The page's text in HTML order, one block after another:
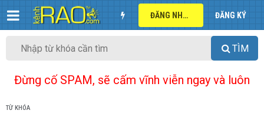
ĐĂNG NHẬP ĐĂNG KÝ
TÌM
Đừng cố SPAM, sẽ cấm vĩnh viễn ngay và luôn
TỪ KHÓA